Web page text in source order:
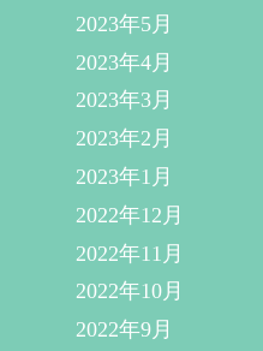
2023年5月
2023年4月
2023年3月
2023年2月
2023年1月
2022年12月
2022年11月
2022年10月
2022年9月